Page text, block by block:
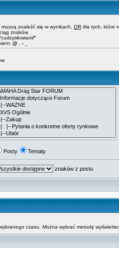
znaleźć się w wynikach, OR dla tych, które
znaków.
cudzysłowiami"
@ . - _
Posty Tematy
znaków z postu
czasu. Można wybrać metodę